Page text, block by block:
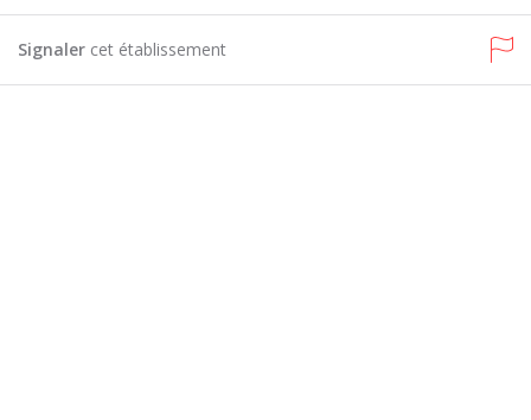
Signaler cet établissement